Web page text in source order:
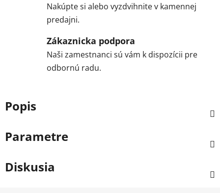
Nakúpte si alebo vyzdvihnite v kamennej
predajni.
Zákaznicka podpora
Naši zamestnanci sú vám k dispozícii pre
odbornú radu.
Popis
Parametre
Diskusia